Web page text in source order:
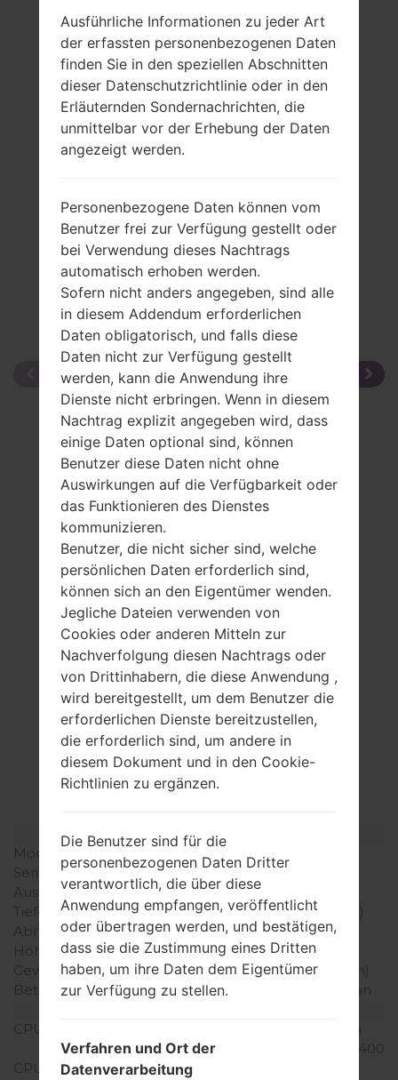
Rückblick
LGMS659(LGMS659)
akaLG Optimus F3
Spezifikation
LGMS659(LGMS659)
akaLG Optimus F3
Modell und seine Eigenschaften
Modell
LGMS659
Serie
LG Optimus F3
Ausgabe
Jun, 2013
Tiefe
10.1 millimeter (0.40 Zoll)
Abmessungen (Breite /
Höhe)
116.1 x 62 (4.57 x 2.44)
Gewicht
113.4 gramm (3.99 unzen)
Betriebssystem
Android 4.1-4.3 Jelly Bean
CPU
1.2 GHz Krait Qualcomm
MSM8930 Snapdragon 400
CPU-Kerne
Ausführliche Informationen zu jeder Art
der erfassten personenbezogenen Daten
finden Sie in den speziellen Abschnitten
dieser Datenschutzrichtlinie oder in den
Erläuternden Sondernachrichten, die
unmittelbar vor der Erhebung der Daten
angezeigt werden.
Personenbezogene Daten können vom
Benutzer frei zur Verfügung gestellt oder
bei Verwendung dieses Nachtrags
automatisch erhoben werden.
Sofern nicht anders angegeben, sind alle
in diesem Addendum erforderlichen
Daten obligatorisch, und falls diese
Daten nicht zur Verfügung gestellt
werden, kann die Anwendung ihre
Dienste nicht erbringen. Wenn in diesem
Nachtrag explizit angegeben wird, dass
einige Daten optional sind, können
Benutzer diese Daten nicht ohne
Auswirkungen auf die Verfügbarkeit oder
das Funktionieren des Dienstes
kommunizieren.
Benutzer, die nicht sicher sind, welche
persönlichen Daten erforderlich sind,
können sich an den Eigentümer wenden.
Jegliche Dateien verwenden von
Cookies oder anderen Mitteln zur
Nachverfolgung diesen Nachtrags oder
von Drittinhabern, die diese Anwendung ,
wird bereitgestellt, um dem Benutzer die
erforderlichen Dienste bereitzustellen,
die erforderlich sind, um andere in
diesem Dokument und in den Cookie-
Richtlinien zu ergänzen.
Die Benutzer sind für die
personenbezogenen Daten Dritter
verantwortlich, die über diese
Anwendung empfangen, veröffentlicht
oder übertragen werden, und bestätigen,
dass sie die Zustimmung eines Dritten
haben, um ihre Daten dem Eigentümer
zur Verfügung zu stellen.
Verfahren und Ort der
Datenverarbeitung